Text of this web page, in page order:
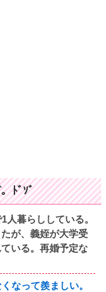
ﾄﾞｿﾞ
人暮らししている。
が、義姪が大学受
いる。再婚予定な
なって羨ましい。